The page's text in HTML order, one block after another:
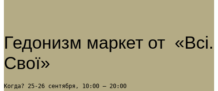
Гедонизм маркет от «Всі.
Свої»
Когда? 25-26 сентября, 10:00 – 20:00